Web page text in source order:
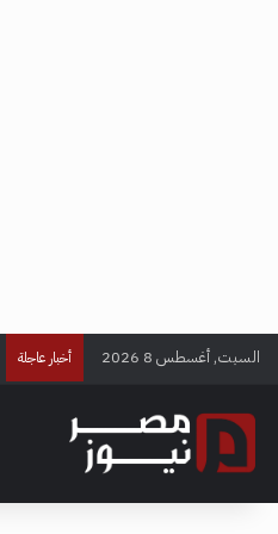
السبت, أغسطس 8 2026 أخبار عاجلة